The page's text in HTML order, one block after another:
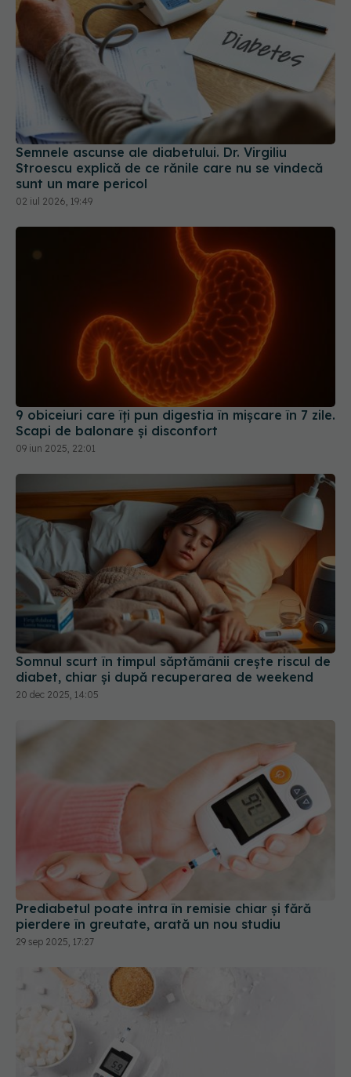
Semnele ascunse ale diabetului. Dr. Virgiliu
Stroescu explică de ce rănile care nu se vindecă
sunt un mare pericol
02 iul 2026, 19:49
9 obiceiuri care îți pun digestia în mișcare în 7 zile.
Scapi de balonare și disconfort
09 iun 2025, 22:01
Somnul scurt în timpul săptămânii crește riscul de
diabet, chiar și după recuperarea de weekend
20 dec 2025, 14:05
Prediabetul poate intra în remisie chiar și fără
pierdere în greutate, arată un nou studiu
29 sep 2025, 17:27